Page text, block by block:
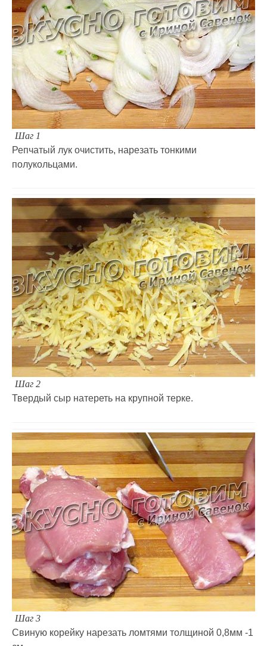
Шаг 1
Репчатый лук очистить, нарезать тонкими
полукольцами.
Шаг 2
Твердый сыр натереть на крупной терке.
Шаг 3
Свиную корейку нарезать ломтями толщиной 0,8мм -1